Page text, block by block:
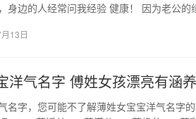
身边的人经常问我经验 健康！ 因为老公
13日
洋气名字 傅姓女孩漂亮有涵
名字，您可能不了解薄姓女宝宝洋气名字